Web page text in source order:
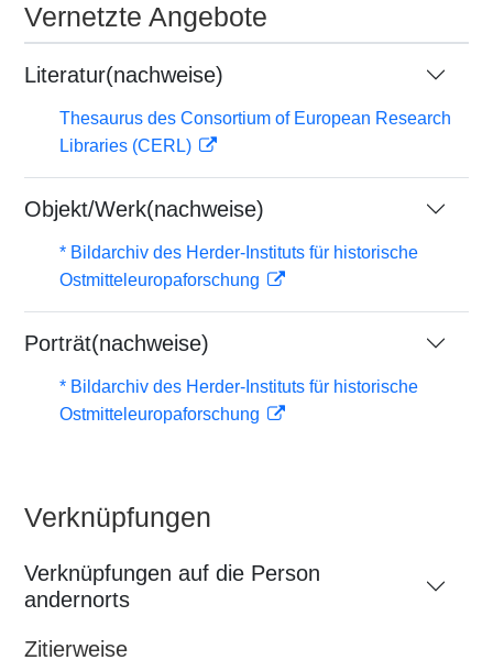
Vernetzte Angebote
Literatur(nachweise)
Thesaurus des Consortium of European Research
Libraries (CERL)
Objekt/Werk(nachweise)
* Bildarchiv des Herder-Instituts für historische
Ostmitteleuropaforschung
Porträt(nachweise)
* Bildarchiv des Herder-Instituts für historische
Ostmitteleuropaforschung
Verknüpfungen
Verknüpfungen auf die Person
andernorts
Zitierweise